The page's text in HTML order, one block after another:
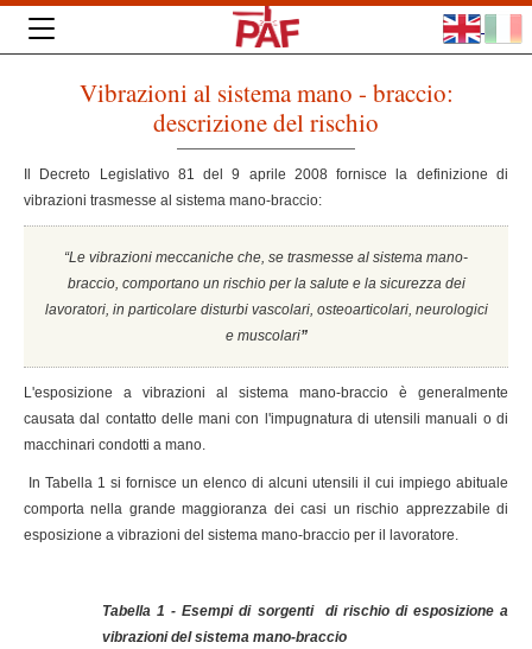
Vibrazioni al sistema mano - braccio:
descrizione del rischio
Il Decreto Legislativo 81 del 9 aprile 2008 fornisce la definizione di
vibrazioni trasmesse al sistema mano-braccio:
“Le vibrazioni meccaniche che, se trasmesse al sistema mano-
braccio, comportano un rischio per la salute e la sicurezza dei
lavoratori, in particolare disturbi vascolari, osteoarticolari, neurologici
e muscolari”
L'esposizione a vibrazioni al sistema mano-braccio è generalmente
causata dal contatto delle mani con l'impugnatura di utensili manuali o di
macchinari condotti a mano.
In Tabella 1 si fornisce un elenco di alcuni utensili il cui impiego abituale
comporta nella grande maggioranza dei casi un rischio apprezzabile di
esposizione a vibrazioni del sistema mano-braccio per il lavoratore.
Tabella 1 - Esempi di sorgenti di rischio di esposizione a
vibrazioni del sistema mano-braccio